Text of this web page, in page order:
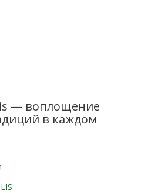
— воплощение
в каждом